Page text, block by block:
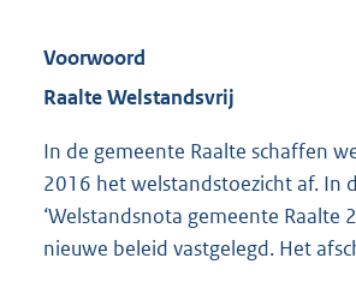
Voorwoord
Raalte Welstandsvrij
In de gemeente Raalte schaffen
2016 het welstandstoezicht af. In
‘Welstandsnota gemeente Raalte
nieuwe beleid vastgelegd. Het